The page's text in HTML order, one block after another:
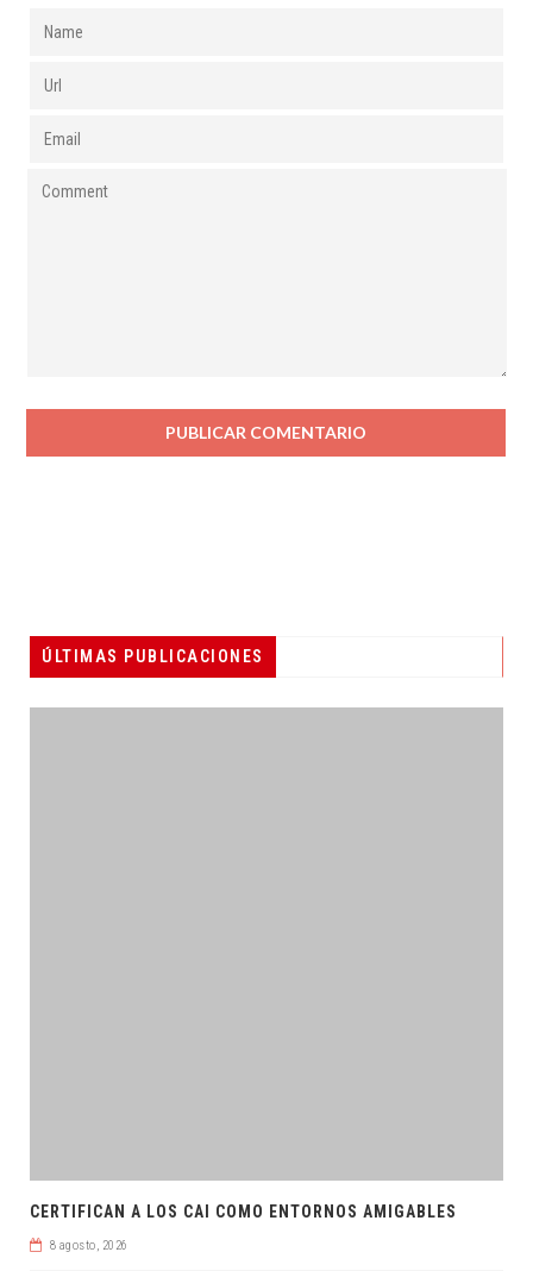
ÚLTIMAS PUBLICACIONES
CERTIFICAN A LOS CAI COMO ENTORNOS AMIGABLES
8 agosto, 2026